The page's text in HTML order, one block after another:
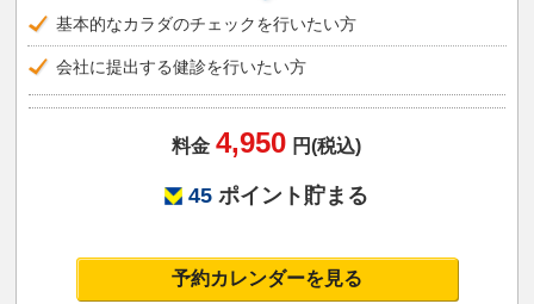
基本的なカラダのチェックを行いたい方
会社に提出する健診を行いたい方
料金 4,950 円(税込)
45ポイント貯まる
予約カレンダーを見る